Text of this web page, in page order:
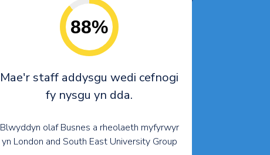
88%
Mae'r staff addysgu wedi cefnogi
fy nysgu yn dda.
Blwyddyn olaf Busnes a rheolaeth myfyrwyr
yn London and South East University Group